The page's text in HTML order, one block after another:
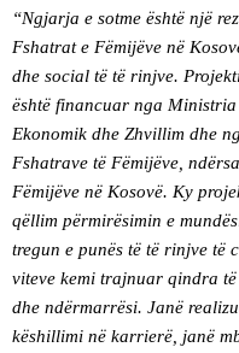
“Ngjarja e sotme është një
Fshatrat e Fëmijëve në
dhe social të të rinjve.
është financuar nga
Ekonomik dhe Zhvillim dhe
Fshatrave të Fëmijëve,
Fëmijëve në Kosovë. Ky
qëllim përmirësimin e
tregun e punës të të rinjve të
viteve kemi trajnuar qindra
dhe ndërmarrësi. Janë
këshillimi në karrierë, janë